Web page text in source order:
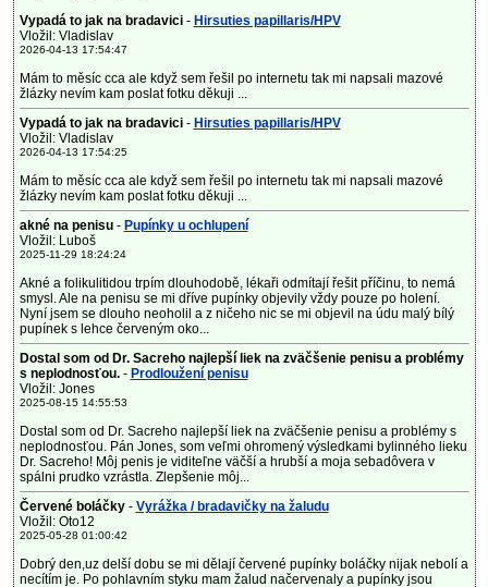
Vypadá to jak na bradavici - Hirsuties papillaris/HPV
Vložil: Vladislav
2026-04-13 17:54:47
Mám to měsíc cca ale když sem řešil po internetu tak mi napsali mazové
žlázky nevím kam poslat fotku děkuji ...
Vypadá to jak na bradavici - Hirsuties papillaris/HPV
Vložil: Vladislav
2026-04-13 17:54:25
Mám to měsíc cca ale když sem řešil po internetu tak mi napsali mazové
žlázky nevím kam poslat fotku děkuji ...
akné na penisu- Pupínky u ochlupení
Vložil: Luboš
2025-11-29 18:24:24
Akné a folikulitidou trpím dlouhodobě, lékaři odmítají řešit příčinu, to nemá
smysl. Ale na penisu se mi dříve pupínky objevily vždy pouze po holení.
Nyní jsem se dlouho neoholil a z ničeho nic se mi objevil na údu malý bílý
pupínek s lehce červeným oko...
Dostal som od Dr. Sacreho najlepší liek na zväčšenie penisu a problémy
s neplodnosťou.- Prodloužení penisu
Vložil: Jones
2025-08-15 14:55:53
Dostal som od Dr. Sacreho najlepší liek na zväčšenie penisu a problémy s
neplodnosťou. Pán Jones, som veľmi ohromený výsledkami bylinného lieku
Dr. Sacreho! Môj penis je viditeľne väčší a hrubší a moja sebadôvera v
spálni prudko vzrástla. Zlepšenie môj...
Červené boláčky - Vyrážka / bradavičky na žaludu
Vložil: Oto12
2025-05-28 01:00:42
Dobrý den,uz delší dobu se mi dělají červené pupínky boláčky nijak nebolí a
necítím je. Po pohlavním styku mam žalud načervenaly a pupínky jsou